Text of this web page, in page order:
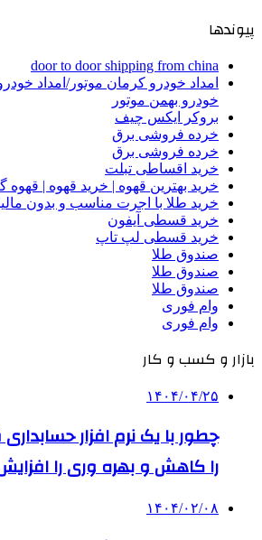
پیوندها
door to door shipping from china
امداد خودرو کرمان موتور/امداد
خودرو بهمن موتور
بروکر ایکس چیف
خرده فروشی برق
خرده فروشی برق
خرید اقساطی تبلت
خرید بهترین قهوه | خرید قهوه | قهوه
خرید طلا با اجرت مناسب و بدون
خرید قسطی آیفون
خرید قسطی لپ تاپ
صندوق طلا
صندوق طلا
صندوق طلا
وام فوری
وام فوری
بازار و کسب و کار
۱۴۰۴/۰۴/۲۵
چطور با یک نرم افزار
را کاهش و بهره وری را
۱۴۰۴/۰۲/۰۸